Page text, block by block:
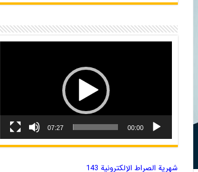
00:00
07:27
شهریة الصراط الإلكترونية 143